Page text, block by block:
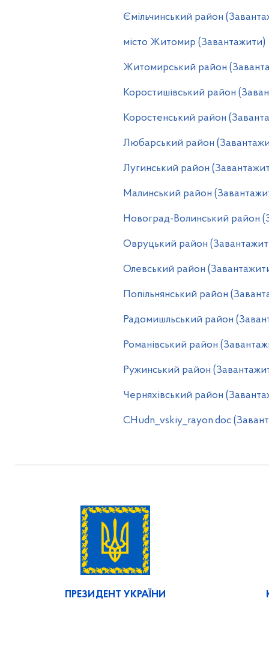
Ємільчинський район
місто Житомир (Завантажити)
Житомирський район
Коростишівський район
Коростенський район
Любарський район
Лугинський район
Малинський район
Новоград-Волинський район
Овруцький район
Олевський район
Попільнянський район
Радомишльський район
Романівський район
Ружинський район
Черняхівський район
CHudn_vskiy_rayon.doc
ПРЕЗИДЕНТ УКРАЇНИ